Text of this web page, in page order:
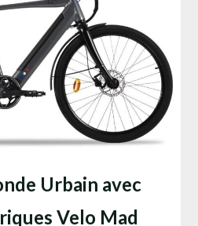
Urbain avec
Velo Mad